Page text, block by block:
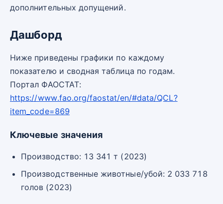
дополнительных допущений.
Дашборд
Ниже приведены графики по каждому
показателю и сводная таблица по годам.
Портал ФАОСТАТ:
https://www.fao.org/faostat/en/#data/QCL?
item_code=869
Ключевые значения
Производство: 13 341 т (2023)
Производственные животные/убой: 2 033 718
голов (2023)